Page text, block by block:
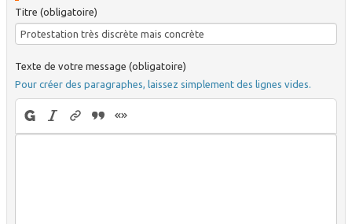
Titre (obligatoire)
Texte de votre message (obligatoire)
Pour créer des paragraphes, laissez simplement des lignes vides.